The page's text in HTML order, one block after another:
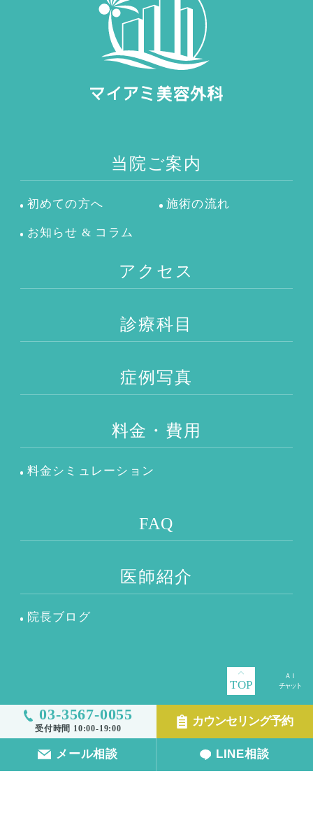
TOP
03-3567-0055
受付時間 10:00-19:00
カウンセリング予約
メール相談 LINE相談
当院ご案内
初めての方へ 施術の流れ
お知らせ & コラム
アクセス
診療科目
症例写真
料金・費用
料金シミュレーション
FAQ
医師紹介
院長ブログ
FOLLOW US